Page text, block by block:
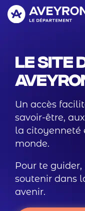
Aller
au
contenu
Le site
Un accès
savoir-être,
la citoyenneté
monde.
Pour te guider,
soutenir dans
avenir.